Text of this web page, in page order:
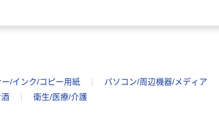
ー/インク/コピー用紙 パソコン/周辺機器/メディア
衛生/医療/介護